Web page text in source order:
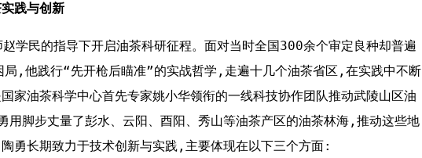
践与创新
学民的指导下开启油茶科研征程。面对当时全国300余个审定良种却普遍
,他践行“先开枪后瞄准”的实战哲学,走遍十几个油茶省区,在实践中不断
家油茶科学中心首先专家姚小华领衔的一线科技协作团队推动武陵山区油
用脚步丈量了彭水、云阳、酉阳、秀山等油茶产区的油茶林海,推动这些地
勇长期致力于技术创新与实践,主要体现在以下三个方面: